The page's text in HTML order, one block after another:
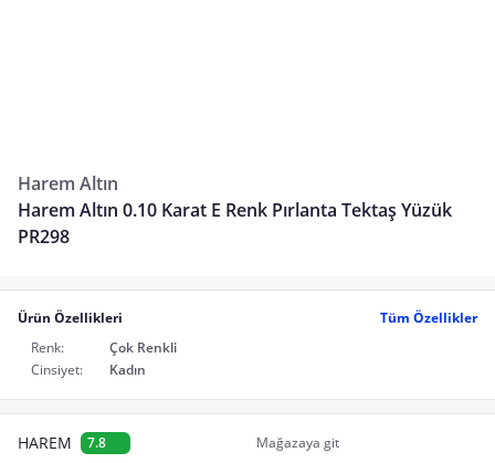
Harem Altın
Harem Altın 0.10 Karat E Renk Pırlanta Tektaş Yüzük
PR298
Ürün Özellikleri
Tüm Özellikler
Renk:
Çok Renkli
Cinsiyet:
Kadın
HAREM 7.8 Mağazaya git